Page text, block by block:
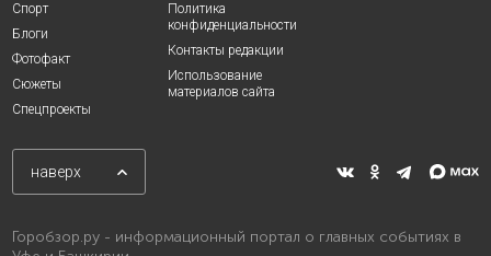
Спорт
Блоги
Фотофакт
Сюжеты
Спецпроекты
Политика
конфиденциальности
Контакты редакции
Использование
материалов сайта
наверх
Горобзор.ру - информационный портал о главных событиях в